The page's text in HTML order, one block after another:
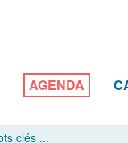
AGENDA